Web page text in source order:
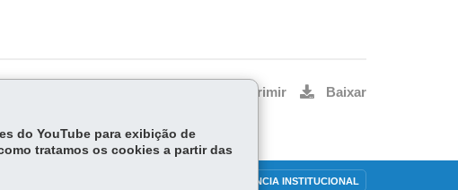
Imprimir Baixar
TRANSPARÊNCIA INSTITUCIONAL
do YouTube para exibição de
tratamos os cookies a partir das